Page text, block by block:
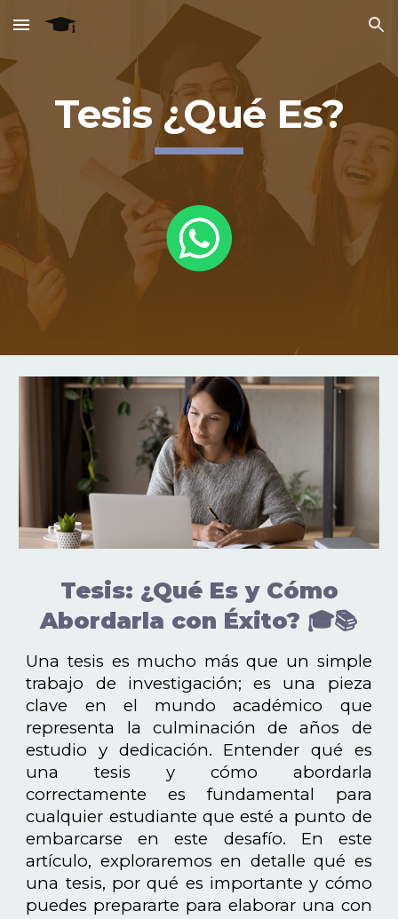
Skip to main content Skip to navigation
Tesis ¿Qué Es?
Tesis: ¿Qué Es y Cómo
Abordarla con Éxito? 🎓📚
Una tesis es mucho más que un simple
trabajo de investigación; es una pieza
clave en el mundo académico que
representa la culminación de años de
estudio y dedicación. Entender qué es
una tesis y cómo abordarla
correctamente es fundamental para
cualquier estudiante que esté a punto de
embarcarse en este desafío. En este
artículo, exploraremos en detalle qué es
una tesis, por qué es importante y cómo
puedes prepararte para elaborar una con